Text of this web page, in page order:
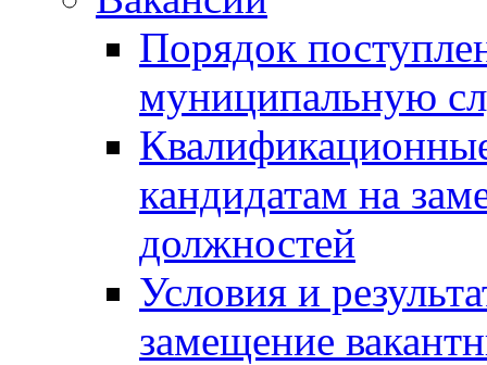
Порядок
муниципальную
кандидатам на
должностей
Условия и
замещение